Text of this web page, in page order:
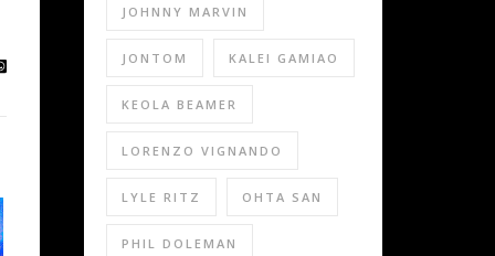
JOHNNY MARVIN
JONTOM KALEI GAMIAO
KEOLA BEAMER
LORENZO VIGNANDO
LYLE RITZ OHTA SAN
PHIL DOLEMAN